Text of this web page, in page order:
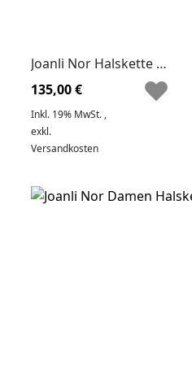
Joanli Nor Halskette Damen FANNYNOR Gold
135,00 €
Inkl. 19% MwSt. ,
exkl.
Versandkosten